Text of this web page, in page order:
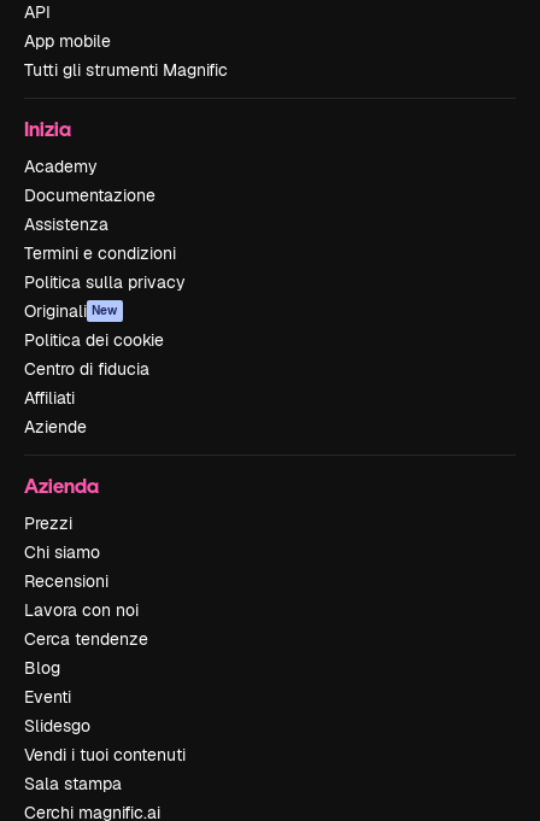
API
App mobile
Tutti gli strumenti Magnific
Inizia
Academy
Documentazione
Assistenza
Termini e condizioni
Politica sulla privacy
Originali New
Politica dei cookie
Centro di fiducia
Affiliati
Aziende
Azienda
Prezzi
Chi siamo
Recensioni
Lavora con noi
Cerca tendenze
Blog
Eventi
Slidesgo
Vendi i tuoi contenuti
Sala stampa
Cerchi magnific.ai